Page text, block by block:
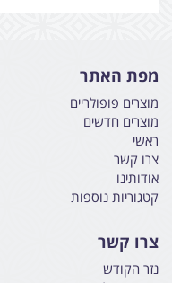
מפת האתר
מוצרים פופולריים
מוצרים חדשים
ראשי
צרו קשר
אודותינו
קטגוריות נוספות
צרו קשר
נזר הקודש